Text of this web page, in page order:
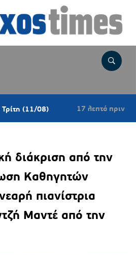
17 λεπτά πριν Καιρός:
διάκριση από την
Καθηγητών
πιανίστρια
Μαντέ από την